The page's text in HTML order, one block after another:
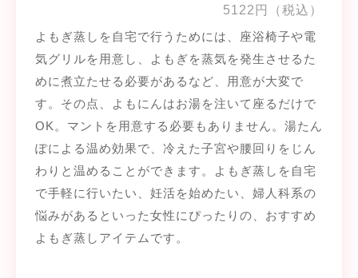
5122円（税込）
よもぎ蒸しを自宅で行うためには、座浴椅子や電
気グリルを用意し、よもぎを蒸気を発生させるた
めに煮立たせる必要があるなど、用意が大変で
す。その点、よもにんはお湯を注いて座るだけで
OK。マントを用意する必要もありません。湯たん
ぽによる温め効果で、冷えた子宮や腰回りをじん
わりと温めることができます。よもぎ蒸しを自宅
で手軽に行いたい、妊活を始めたい、婦人科系の
悩みがあるといった女性にぴったりの、おすすめ
よもぎ蒸しアイテムです。